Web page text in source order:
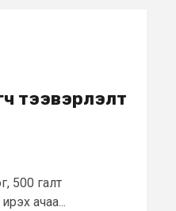
тээвэрлэлт
500 галт
ачаа...